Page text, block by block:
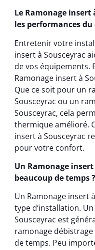
Le Ramonage insert
les performances du
Entretenir votre
insert à Sousceyrac
de vos équipements.
Ramonage insert à
Que ce soit pour un
Sousceyrac ou un
Sousceyrac, cela
thermique amélioré.
insert à Sousceyrac
pour votre confort.
Un Ramonage
beaucoup de temps ?
Un Ramonage insert
type d’installation.
Sousceyrac est
ramonage
de temps. Peu